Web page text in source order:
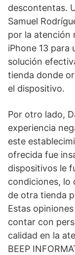
descontentas.
Samuel
por la atención
iPhone 13 para
solución
tienda donde
el dispositivo.
Por otro lado,
experiencia
este
ofrecida fue
dispositivos le
condiciones, lo
de otra tienda
Estas
contar con
calidad en la
BEEP